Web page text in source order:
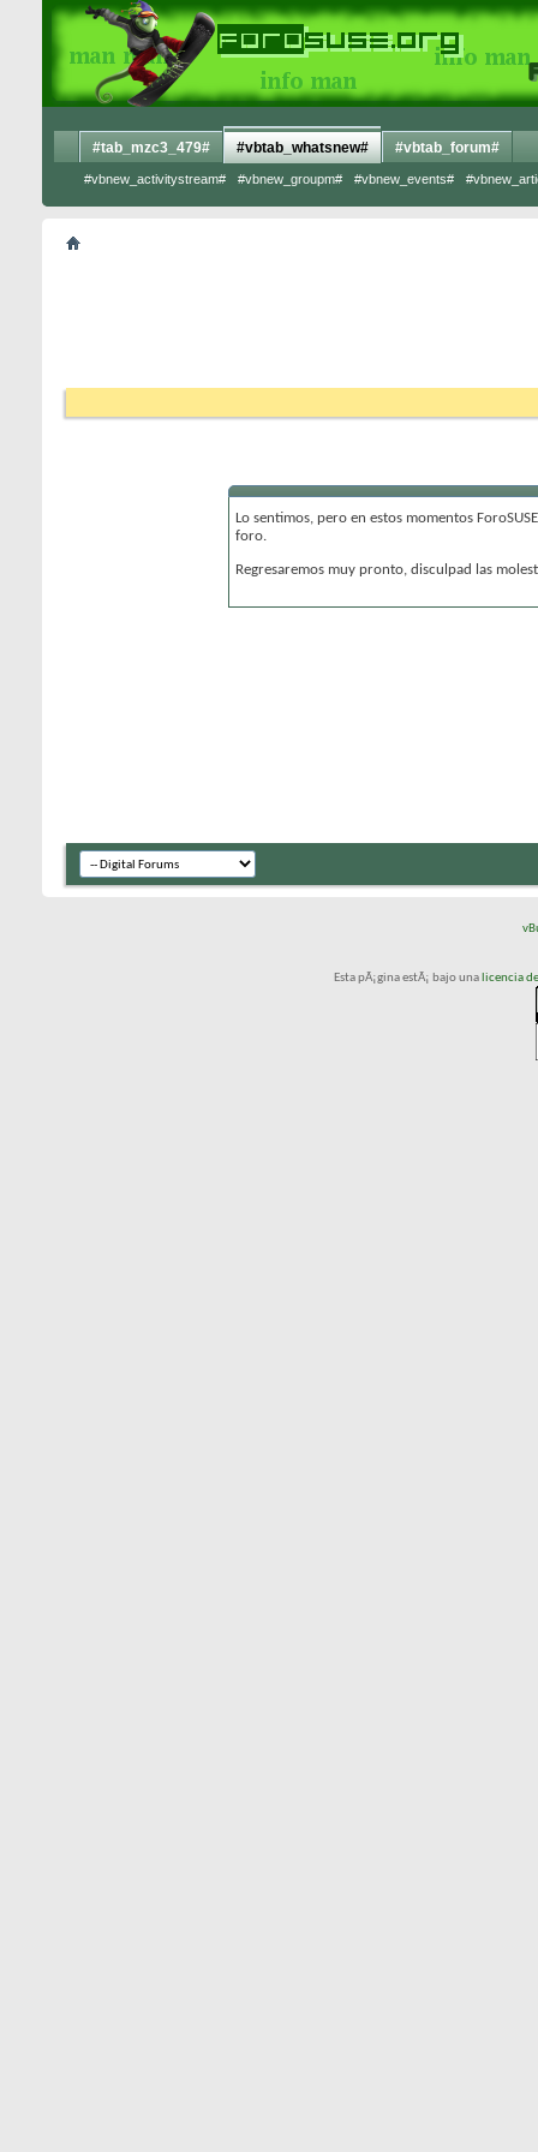
#tab_mzc3_479# #vbtab_whatsnew#
#vbnew_activitystream# #vbnew_groupm# #vbnew_events#
#vbtab_forum#
Lo sentimos, pero en estos momentos
foro.
Regresaremos muy pronto, disculpad las
Esta pÃ¡gina estÃ¡ bajo una licencia